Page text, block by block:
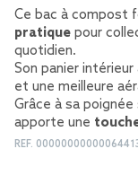
Ce bac à compost
pratique pour
quotidien.
Son panier
et une meilleure
Grâce à sa
apporte une
REF.